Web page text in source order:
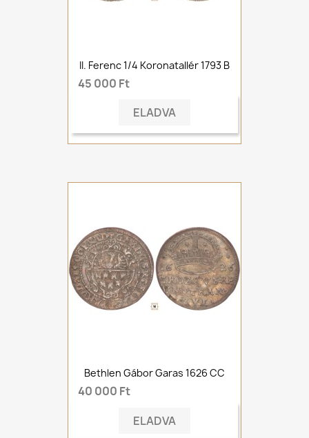
II. Ferenc 1/4 Koronatallér 1793 B
45 000 Ft
ELADVA
Bethlen Gábor Garas 1626 CC
40 000 Ft
ELADVA